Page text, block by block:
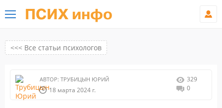
ПСИХ инфо
<<< Все статьи психологов
АВТОР: ТРУБИЦЫН ЮРИЙ
18 марта 2024 г.
329
0